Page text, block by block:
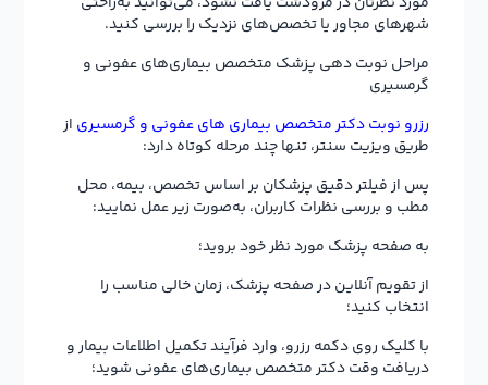
شهرهای مجاور یا تخصص‌های نزدیک را بررسی کنید.
مراحل نوبت دهی پزشک متخصص بیماری‌های عفونی و
گرمسیری
رزرو نوبت دکتر متخصص بیماری های عفونی و گرمسیری از
طریق ویزیت سنتر، تنها چند مرحله کوتاه دارد:
پس از فیلتر دقیق پزشکان بر اساس تخصص، بیمه، محل
مطب و بررسی نظرات کاربران، به‌صورت زیر عمل نمایید:
به صفحه پزشک مورد نظر خود بروید؛
از تقویم آنلاین در صفحه پزشک، زمان خالی مناسب را
انتخاب کنید؛
با کلیک روی دکمه رزرو، وارد فرآیند تکمیل اطلاعات بیمار و
دریافت وقت دکتر متخصص بیماری‌های عفونی شوید؛